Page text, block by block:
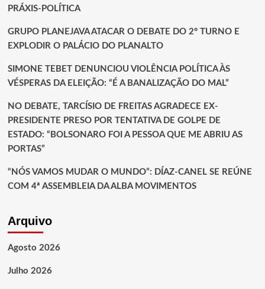
PRÁXIS-POLÍTICA
GRUPO PLANEJAVA ATACAR O DEBATE DO 2° TURNO E
EXPLODIR O PALÁCIO DO PLANALTO
SIMONE TEBET DENUNCIOU VIOLÊNCIA POLÍTICA ÀS
VÉSPERAS DA ELEIÇÃO: “É A BANALIZAÇÃO DO MAL”
NO DEBATE, TARCÍSIO DE FREITAS AGRADECE EX-
PRESIDENTE PRESO POR TENTATIVA DE GOLPE DE
ESTADO: “BOLSONARO FOI A PESSOA QUE ME ABRIU AS
PORTAS”
“NÓS VAMOS MUDAR O MUNDO”: DÍAZ-CANEL SE REÚNE
COM 4ª ASSEMBLEIA DA ALBA MOVIMENTOS
Arquivo
Agosto 2026
Julho 2026